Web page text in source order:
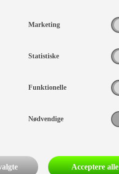
Marketing
Statistiske
Funktionelle
Nødvendige
Acceptere alle